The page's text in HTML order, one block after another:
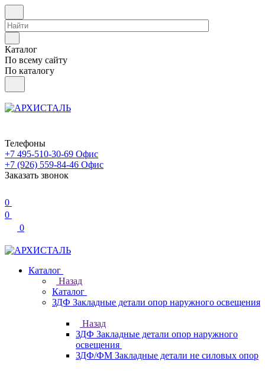
Каталог
По всему сайту
По каталогу
Телефоны
+7 495-510-30-69 Офис
+7 (926) 559-84-46 Офис
Заказать звонок
0
0
0
Каталог
Назад
Каталог
ЗДФ Закладные детали опор наружного освещения
Назад
ЗДФ Закладные детали опор наружного
освещения
ЗДФ/ФМ Закладные детали не силовых опор